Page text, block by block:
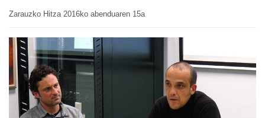
Zarauzko Hitza 2016ko abenduaren 15a